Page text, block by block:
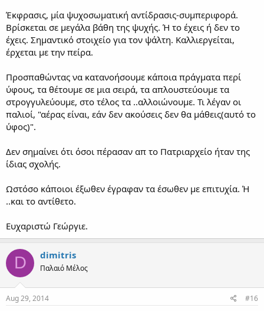
Έκφρασις, μία ψυχοσωματική αντίδρασις-συμπεριφορά.
Βρίσκεται σε μεγάλα βάθη της ψυχής. Ή το έχεις ή δεν το
έχεις. Σημαντικό στοιχείο για τον ψάλτη. Καλλιεργείται,
έρχεται με την πείρα.
Προσπαθώντας να κατανοήσουμε κάποια πράγματα περί
ύφους, τα θέτουμε σε μια σειρά, τα απλουστεύουμε τα
στρογγυλεύουμε, στο τέλος τα ..αλλοιώνουμε. Τι λέγαν οι
παλιοί, "αέρας είναι, εάν δεν ακούσεις δεν θα μάθεις(αυτό το
ύφος)".
Δεν σημαίνει ότι όσοι πέρασαν απ το Πατριαρχείο ήταν της
ίδιας σχολής.
Ωστόσο κάποιοι έξωθεν έγραφαν τα έσωθεν με επιτυχία. Ή
..και το αντίθετο.
Ευχαριστώ Γεώργιε.
D dimitris
Παλαιό Μέλος
Aug 29, 2014 #16